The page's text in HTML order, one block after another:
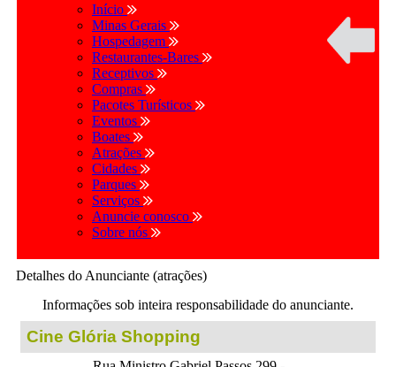
Início
Minas Gerais
Hospedagem
Restaurantes-Bares
Receptivos
Compras
Pacotes Turísticos
Eventos
Boates
Atrações
Cidades
Parques
Serviços
Anuncie conosco
Sobre nós
Detalhes do Anunciante (atrações)
Informações sob inteira responsabilidade do anunciante.
Cine Glória Shopping